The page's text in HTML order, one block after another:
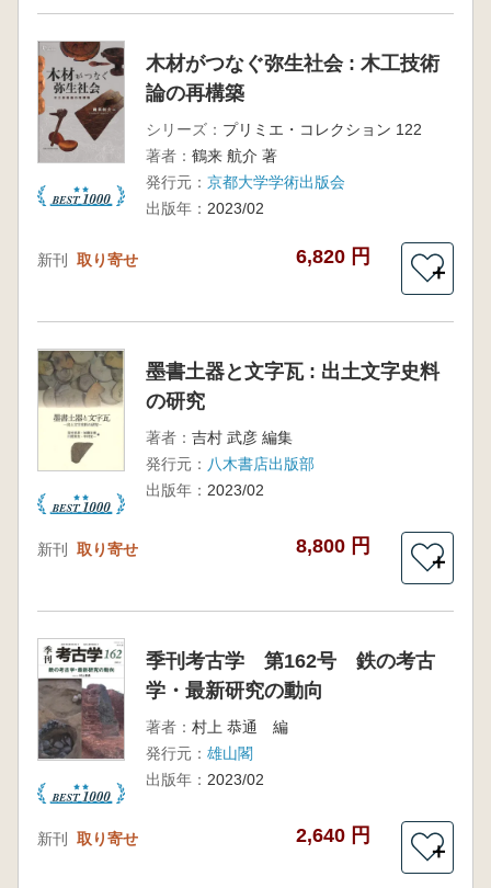
木材がつなぐ弥生社会 : 木工技術
論の再構築
シリーズ： プリミエ・コレクション 122
著者： 鶴来 航介 著
発行元： 京都大学学術出版会
出版年： 2023/02
新刊 取り寄せ 6,820 円
＋
墨書土器と文字瓦 : 出土文字史料
の研究
著者： 吉村 武彦 編集
発行元： 八木書店出版部
出版年： 2023/02
新刊 取り寄せ 8,800 円
＋
季刊考古学 第162号 鉄の考古
学・最新研究の動向
著者： 村上 恭通 編
発行元： 雄山閣
出版年： 2023/02
新刊 取り寄せ 2,640 円
＋